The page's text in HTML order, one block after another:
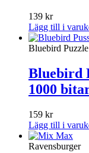
139 kr
Lägg till i
Bluebird Puzzle
Bluebird
1000
159 kr
Lägg till i
Ravensburger